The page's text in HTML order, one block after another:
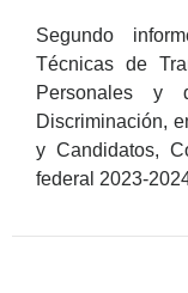
Segundo
Técnicas de
Personales
Discriminación,
y Candidatos,
federal 2023-